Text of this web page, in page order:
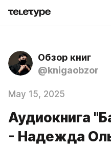
Обзор книг
@knigaobzor
May 15, 2025
Аудиокнига
- Надежда